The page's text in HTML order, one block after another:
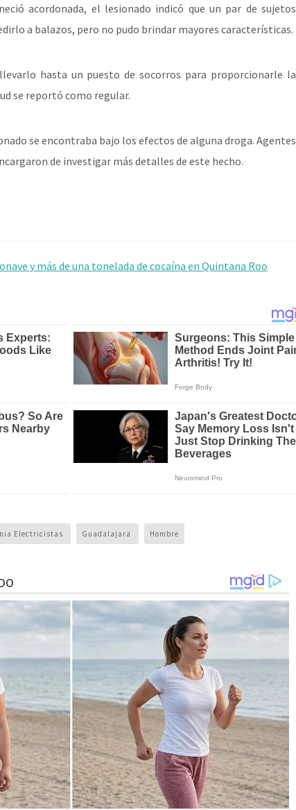
acordonada, el lesionado indicó que un par de sujetos
a balazos, pero no pudo brindar mayores características.
hasta un puesto de socorros para proporcionarle la
se reportó como regular.
se encontraba bajo los efectos de alguna droga. Agentes
de investigar más detalles de este hecho.
y más de una tonelada de cocaína en Quintana Roo
Electricistas Guadalajara Hombre